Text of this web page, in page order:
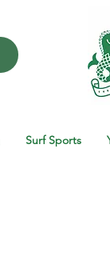
Surf Sports